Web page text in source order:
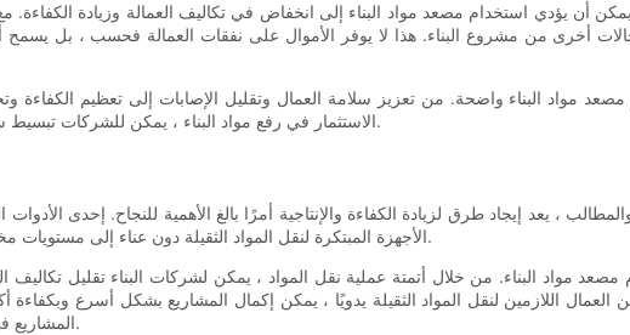
أن يؤدي استخدام مصعد مواد البناء إلى انخفاض في تكاليف العمالة وزيادة الكفاءة.
أخرى من مشروع البناء. هذا لا يوفر الأموال على نفقات العمالة فحسب ، بل يسمح
مواد البناء واضحة. من تعزيز سلامة العمال وتقليل الإصابات إلى تعظيم الكفاءة
الاستثمار في رفع مواد البناء ، يمكن للشركات تبسيط سير العمل ، وتوفير الوقت والمال ، وإنشاء بيئة عمل أكثر أمانًا وأكثر كفاءة لموظفيها.
، يعد إيجاد طرق لزيادة الكفاءة والإنتاجية أمرًا بالغ الأهمية للنجاح. إحدى
الأجهزة المبتكرة لنقل المواد الثقيلة دون عناء إلى مستويات مختلفة من موقع البناء ، مما يقلل من الحاجة إلى العمالة اليدوية وتوفير الوقت والمال.
العمال اللازمين لنقل المواد الثقيلة يدويًا ، يمكن إكمال المشاريع بشكل أسرع
المشاريع في فترة زمنية أقصر ، مما يزيد في النهاية من العائد على الاستثمار الإجمالي للشركة.